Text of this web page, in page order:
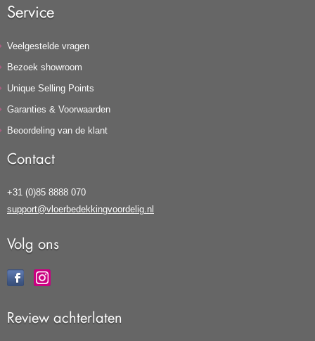
Service
Veelgestelde vragen
Bezoek showroom
Unique Selling Points
Garanties & Voorwaarden
Beoordeling van de klant
Contact
+31 (0)85 8888 070
support@vloerbedekkingvoordelig.nl
Volg ons
Review achterlaten